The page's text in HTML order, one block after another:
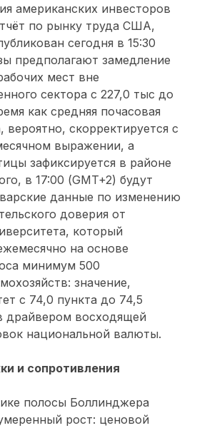
американских инвесторов
по рынку труда США,
сегодня в 15:30
предполагают замедление
мест вне
сектора с 227,0 тыс до
как средняя почасовая
вероятно, скорректируется с
выражении, а
зафиксируется в районе
в 17:00 (GMT+2) будут
данные по изменению
доверия от
который
на основе
минимум 500
значение,
с 74,0 пункта до 74,5
драйвером восходящей
национальной валюты.
и сопротивления
полосы Боллинджера
рост: ценовой